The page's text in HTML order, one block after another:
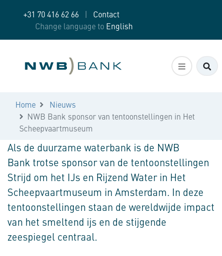
+31 70 416 62 66 |
Contact
Change language to English
Home
Nieuws
NWB Bank sponsor van tentoonstellingen in Het
Scheepvaartmuseum
Als de duurzame waterbank is de NWB
Bank trotse sponsor van de tentoonstellingen
Strijd om het IJs en Rijzend Water in Het
Scheepvaartmuseum in Amsterdam. In deze
tentoonstellingen staan de wereldwijde impact
van het smeltend ijs en de stijgende
zeespiegel centraal.